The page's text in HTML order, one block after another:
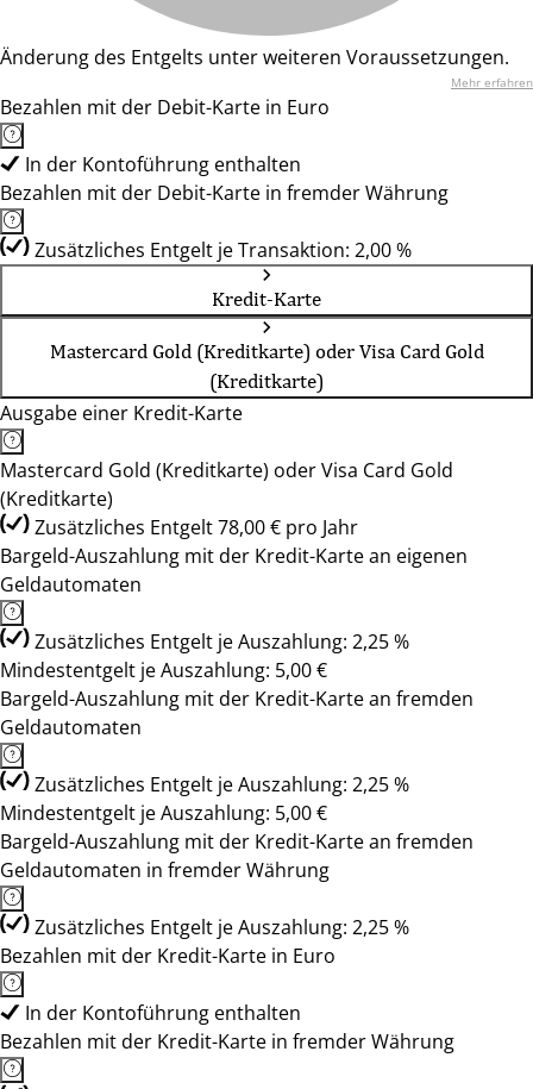
Änderung des Entgelts unter weiteren Voraussetzungen.
Mehr erfahren
Bezahlen mit der Debit-Karte in Euro
In der Kontoführung enthalten
Bezahlen mit der Debit-Karte in fremder Währung
Zusätzliches Entgelt je Transaktion: 2,00 %
Kredit-Karte
Mastercard Gold (Kreditkarte) oder Visa Card Gold
(Kreditkarte)
Ausgabe einer Kredit-Karte
Mastercard Gold (Kreditkarte) oder Visa Card Gold
(Kreditkarte)
Zusätzliches Entgelt 78,00 € pro Jahr
Bargeld-Auszahlung mit der Kredit-Karte an eigenen
Geldautomaten
Zusätzliches Entgelt je Auszahlung: 2,25 %
Mindestentgelt je Auszahlung: 5,00 €
Bargeld-Auszahlung mit der Kredit-Karte an fremden
Geldautomaten
Zusätzliches Entgelt je Auszahlung: 2,25 %
Mindestentgelt je Auszahlung: 5,00 €
Bargeld-Auszahlung mit der Kredit-Karte an fremden
Geldautomaten in fremder Währung
Zusätzliches Entgelt je Auszahlung: 2,25 %
Bezahlen mit der Kredit-Karte in Euro
In der Kontoführung enthalten
Bezahlen mit der Kredit-Karte in fremder Währung